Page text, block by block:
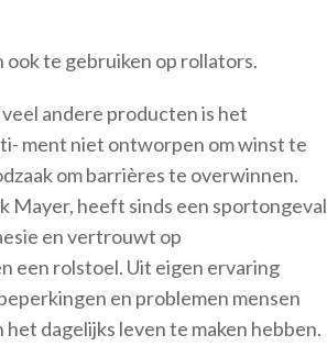
ook te gebruiken op rollators.
andere producten is het
ment niet ontworpen om winst te
om barrières te overwinnen.
Mayer, heeft sinds een sportongeval
en vertrouwt op
een rolstoel. Uit eigen ervaring
en problemen mensen
het dagelijks leven te maken hebben.